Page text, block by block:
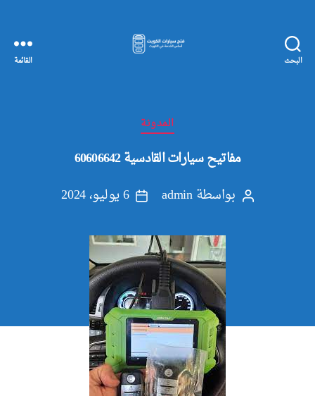
البحث
الكويت
القائمة
التصنيفاتالمدونة
مفاتيح سيارات القادسية 60606642
كاتببواسطةadmin
تاريخ
6 يوليو، 2024